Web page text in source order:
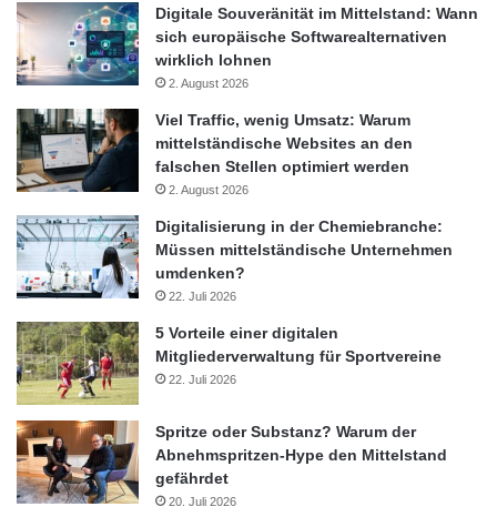
Digitale Souveränität im Mittelstand: Wann
sich europäische Softwarealternativen
wirklich lohnen
2. August 2026
Viel Traffic, wenig Umsatz: Warum
mittelständische Websites an den
falschen Stellen optimiert werden
2. August 2026
Digitalisierung in der Chemiebranche:
Müssen mittelständische Unternehmen
umdenken?
22. Juli 2026
5 Vorteile einer digitalen
Mitgliederverwaltung für Sportvereine
22. Juli 2026
Spritze oder Substanz? Warum der
Abnehmspritzen-Hype den Mittelstand
gefährdet
20. Juli 2026